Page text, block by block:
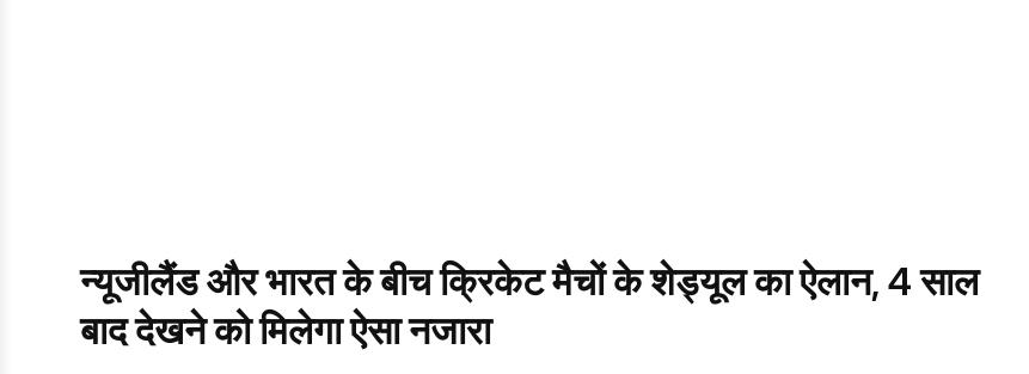
न्यूजीलैंड और भारत के बीच क्रिकेट मैचों के शेड्यूल का ऐलान, 4 साल
बाद देखने को मिलेगा ऐसा नजारा